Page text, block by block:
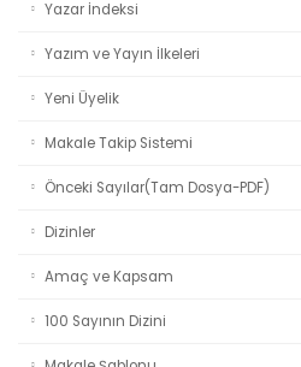
Yazar İndeksi
Yazım ve Yayın İlkeleri
Yeni Üyelik
Makale Takip Sistemi
Önceki Sayılar(Tam Dosya-PDF)
Dizinler
Amaç ve Kapsam
100 Sayının Dizini